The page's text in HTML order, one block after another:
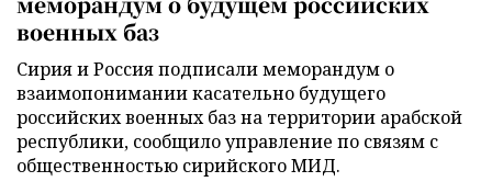
военных баз
Сирия и Россия подписали меморандум о
взаимопонимании касательно будущего
российских военных баз на территории арабской
республики, сообщило управление по связям с
общественностью сирийского МИД.